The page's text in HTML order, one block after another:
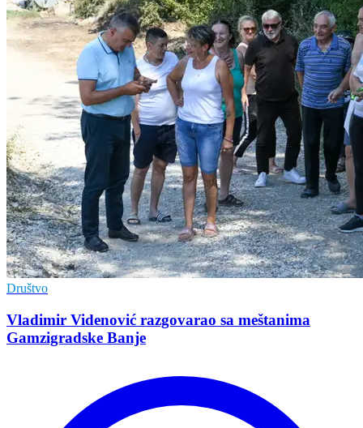
Društvo
Vladimir Vidеnović razgovarao sa mеštanima
Gamzigradskе Banjе